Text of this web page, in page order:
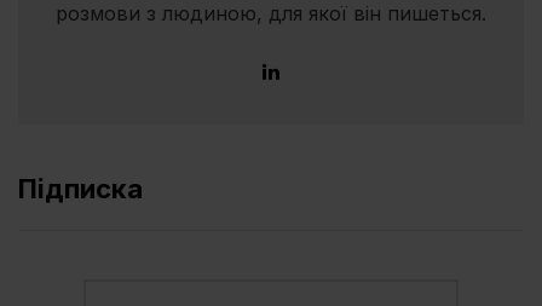
розмови з людиною, для якої він пишеться.
Підписка